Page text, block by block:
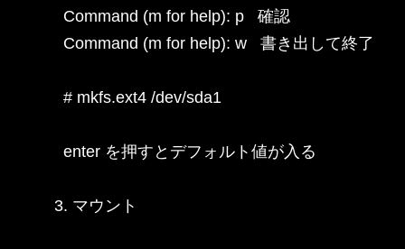
  Command (m for help): p   確認
  Command (m for help): w   書き出して終了
  # mkfs.ext4 /dev/sda1
  enter を押すとデフォルト値が入る
3. マウント